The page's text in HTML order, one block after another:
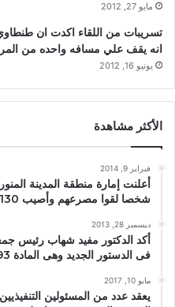
مايو 27, 2012
تسريبات من اللقاء اكدت ان
انه يقف علي مسافه واحده من
يونيو 16, 2012
الأكثر مشاهدة
فبراير 9, 2014
شخصا لقوا مصرعهم وأصيب 130 آخرون باختناقات إثر
ديسمبر 28, 2013
أكد الدكتور مفيد شهاب رئيس
فى الدستور الجديد وهى المادة 93 للتأكيد على احترام مصر
مايو 10, 2017
يعقد عدد من المسئولين